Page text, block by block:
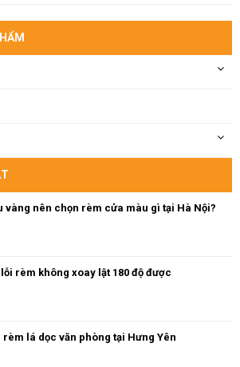
vàng nên chọn rèm cửa màu gì tại Hà Nội?
rèm không xoay lật 180 độ được
rèm lá dọc văn phòng tại Hưng Yên